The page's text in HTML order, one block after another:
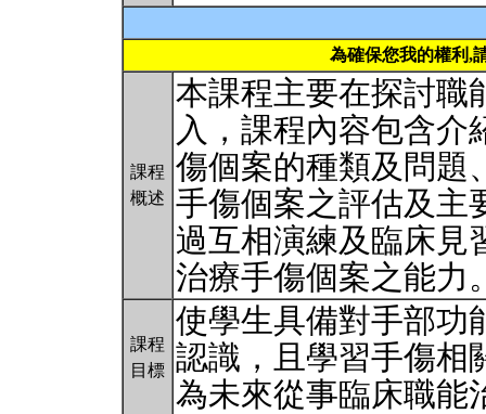
為確保您我的權利,
課程
概述
本課程主要在探討職
入，課程內容包含介
傷個案的種類及問題
手傷個案之評估及主
過互相演練及臨床見
治療手傷個案之能力
課程
目標
使學生具備對手部功
認識，且學習手傷相
為未來從事臨床職能